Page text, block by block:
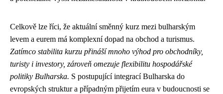
Celkově lze říci, že aktuální směnný kurz mezi bulharským
levem a eurem má komplexní dopad na obchod a turismus.
Zatímco stabilita kurzu přináší mnoho výhod pro obchodníky,
turisty i investory, zároveň omezuje flexibilitu hospodářské
politiky Bulharska. S postupující integrací Bulharska do
evropských struktur a případným přijetím eura v budoucnosti se